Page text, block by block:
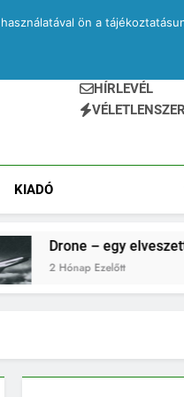
HÍRLEVÉL
KIADÓ
– egy elveszett
Ezelőtt
ön a